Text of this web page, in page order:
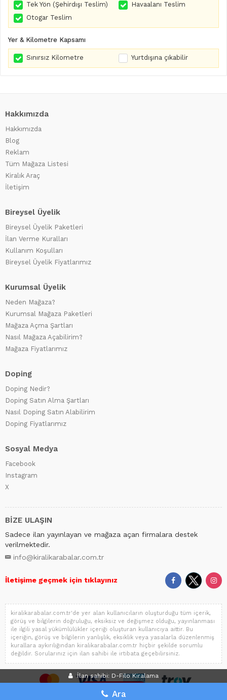
İlan sahibi: D-Filo Kiralama
Ara
Tek Yön (Şehirdışı Teslim)
Havaalanı Teslim
Otogar Teslim
Yer & Kilometre Kapsamı
Sınırsız Kilometre Yurtdışına çıkabilir
Hakkımızda
Hakkımızda
Blog
Reklam
Tüm Mağaza Listesi
Kiralık Araç
İletişim
Bireysel Üyelik
Bireysel Üyelik Paketleri
İlan Verme Kuralları
Kullanım Koşulları
Bireysel Üyelik Fiyatlarımız
Kurumsal Üyelik
Neden Mağaza?
Kurumsal Mağaza Paketleri
Mağaza Açma Şartları
Nasıl Mağaza Açabilirim?
Mağaza Fiyatlarımız
Doping
Doping Nedir?
Doping Satın Alma Şartları
Nasıl Doping Satın Alabilirim
Doping Fiyatlarımız
Sosyal Medya
Facebook
Instagram
X
BİZE ULAŞIN
Sadece ilan yayınlayan ve mağaza açan firmalara destek
verilmektedir.
info@kiralikarabalar.com.tr
İletişime geçmek için tıklayınız
kiralikarabalar.com.tr'de yer alan kullanıcıların oluşturduğu tüm içerik,
görüş ve bilgilerin doğruluğu, eksiksiz ve değişmez olduğu, yayınlanması
ile ilgili yasal yükümlülükler içeriği oluşturan kullanıcıya aittir. Bu
içeriğin, görüş ve bilgilerin yanlışlık, eksiklik veya yasalarla düzenlenmiş
kurallara aykırılığından kiralikarabalar.com.tr hiçbir şekilde sorumlu
değildir. Sorularınız için ilan sahibi ile irtibata geçebilirsiniz.
İLAN VER